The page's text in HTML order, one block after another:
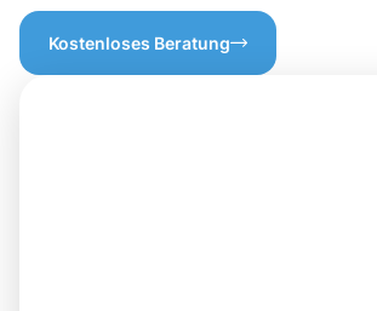
Kostenloses Beratung